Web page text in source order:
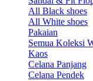
All Black shoes
All White shoes
Pakaian
Semua Koleksi
Kaos
Celana Panjang
Celana Pendek